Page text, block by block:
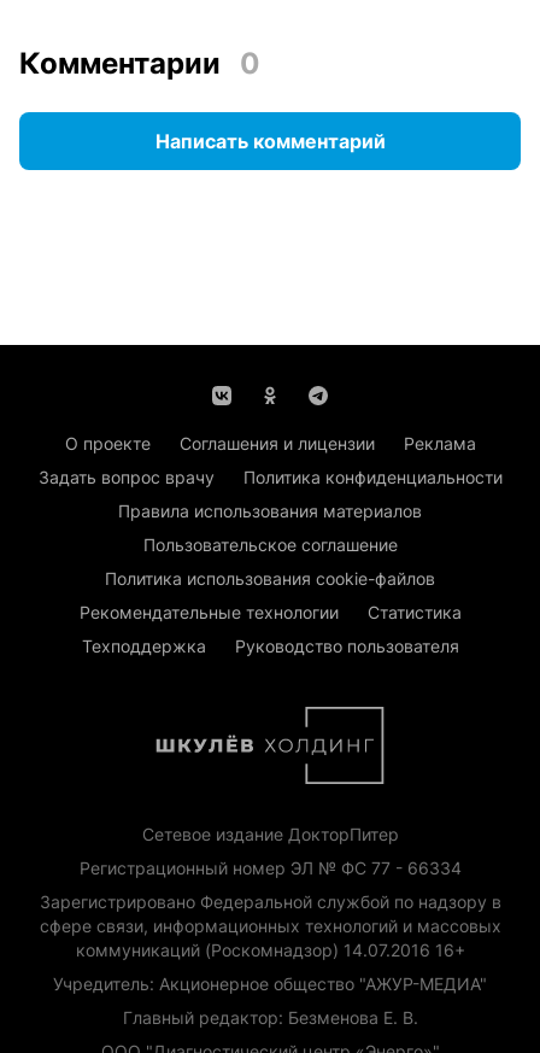
Комментарии 0
Написать комментарий
О проекте Соглашения и лицензии
Реклама
Задать вопрос врачу
Политика конфиденциальности
Правила использования материалов
Пользовательское соглашение
Политика использования cookie-файлов
Рекомендательные технологии
Статистика
Техподдержка
Руководство пользователя
Сетевое издание ДокторПитер
Регистрационный номер ЭЛ № ФС 77 - 66334
Зарегистрировано Федеральной службой по надзору в
сфере связи, информационных технологий и массовых
коммуникаций (Роскомнадзор) 14.07.2016 16+
Учредитель: Акционерное общество "АЖУР-МЕДИА"
Главный редактор: Безменова Е. В.